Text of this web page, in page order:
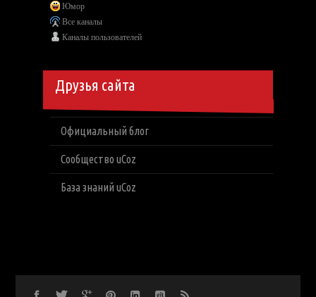
Юмор
Все каналы
Каналы пользователей
Друзья сайта
Официальный блог
Сообщество uCoz
База знаний uCoz